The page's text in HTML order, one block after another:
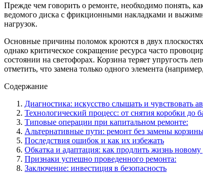
Прежде чем говорить о ремонте, необходимо понять,
ведомого диска с фрикционными накладками и
нагрузок.
Основные причины поломок кроются в двух
однако критическое сокращение ресурса часто
состоянии на светофорах. Корзина теряет упругость
отметить, что замена только одного элемента
Содержание
Диагностика: искусство слышать и чувствовать
Технологический процесс: от снятия коробки до
Типовые операции при капитальном ремонте:
Альтернативные пути: ремонт без замены
Последствия ошибок и как их избежать
Обкатка и адаптация: как продлить жизнь новому
Признаки успешно проведенного ремонта:
Заключение: инвестиция в безопасность